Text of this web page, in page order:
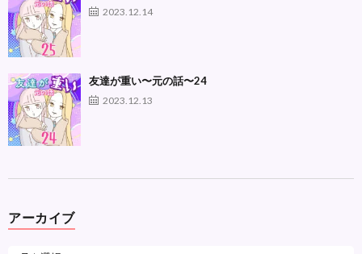
2023.12.14
友達が重い〜元の話〜24
2023.12.13
アーカイブ